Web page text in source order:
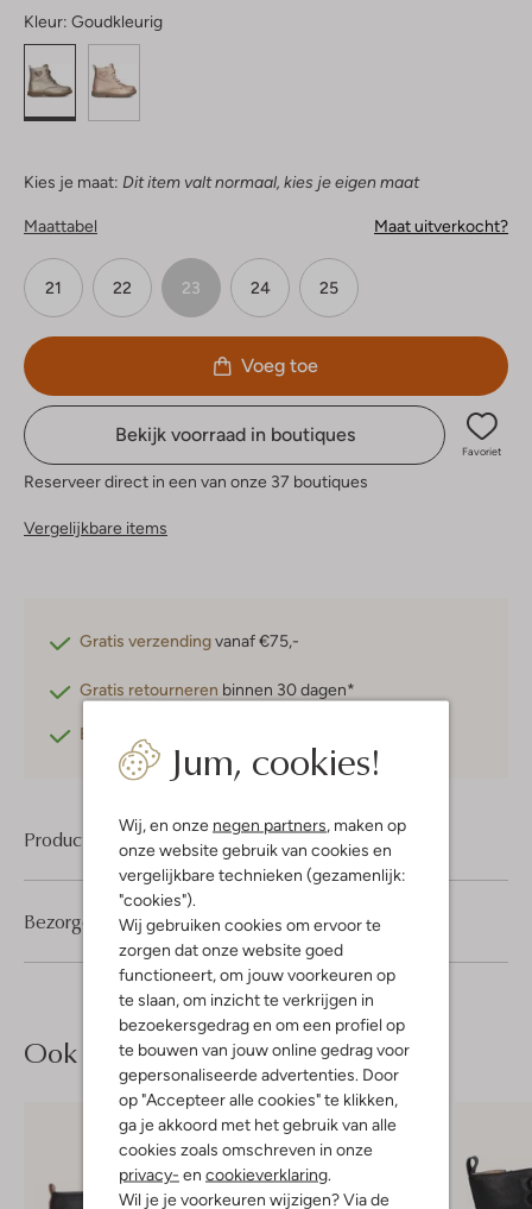
Jum, cookies!
Wij, en onze negen partners , maken op
onze website gebruik van cookies en
vergelijkbare technieken (gezamenlijk:
"cookies").
Wij gebruiken cookies om ervoor te
zorgen dat onze website goed
functioneert, om jouw voorkeuren op
te slaan, om inzicht te verkrijgen in
bezoekersgedrag en om een profiel op
te bouwen van jouw online gedrag voor
gepersonaliseerde advertenties. Door
op "Accepteer alle cookies" te klikken,
ga je akkoord met het gebruik van alle
cookies zoals omschreven in onze
privacy- en cookieverklaring
Wil je je voorkeuren wijzigen? Via de
Kleur: Goudkleurig
Kies je maat: Dit item valt normaal, kies je eigen maat
Maattabel Maat uitverkocht?
21 22 23 24 25
Voeg toe
Bekijk voorraad in boutiques
Favoriet
Reserveer direct in een van onze 37 boutiques
Vergelijkbare items
Gratis verzendingvanaf €75,-
Gratis retourneren binnen 30 dagen*
Betaal achteraf
Product informatie
Bezorgen & retourneren
Ook iets voor jou?